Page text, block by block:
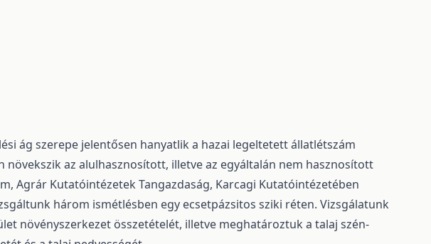
ág szerepe jelentősen hanyatlik a hazai legeltetett állatlétszám
növekszik az alulhasznosított, illetve az egyáltalán nem hasznosított
Agrár Kutatóintézetek Tangazdaság, Karcagi Kutatóintézetében
három ismétlésben egy ecsetpázsitos sziki réten. Vizsgálatunk
növényszerkezet összetételét, illetve meghatároztuk a talaj szén-